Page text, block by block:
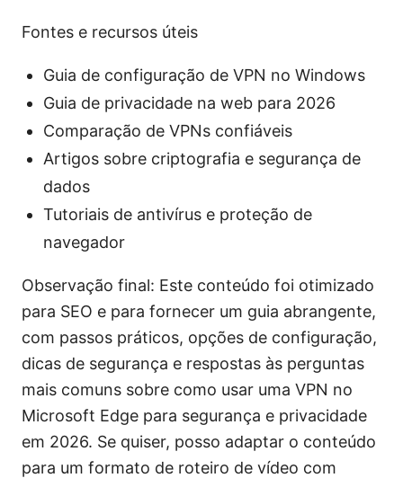
Fontes e recursos úteis
Guia de configuração de VPN no Windows
Guia de privacidade na web para 2026
Comparação de VPNs confiáveis
Artigos sobre criptografia e segurança de
dados
Tutoriais de antivírus e proteção de
navegador
Observação final: Este conteúdo foi otimizado
para SEO e para fornecer um guia abrangente,
com passos práticos, opções de configuração,
dicas de segurança e respostas às perguntas
mais comuns sobre como usar uma VPN no
Microsoft Edge para segurança e privacidade
em 2026. Se quiser, posso adaptar o conteúdo
para um formato de roteiro de vídeo com